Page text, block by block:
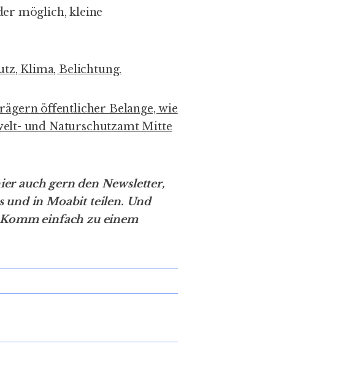
möglich, kleine
Klima, Belichtung.
öffentlicher Belange, wie
und Naturschutzamt Mitte
auch gern den Newsletter,
und in Moabit teilen. Und
einfach zu einem